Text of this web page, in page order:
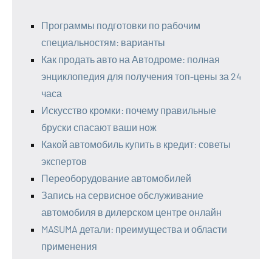
Программы подготовки по рабочим
специальностям: варианты
Как продать авто на Автодроме: полная
энциклопедия для получения топ-цены за 24
часа
Искусство кромки: почему правильные
бруски спасают ваши нож
Какой автомобиль купить в кредит: советы
экспертов
Переоборудование автомобилей
Запись на сервисное обслуживание
автомобиля в дилерском центре онлайн
MASUMA детали: преимущества и области
применения